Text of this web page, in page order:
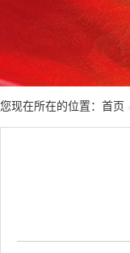
您现在所在的位置： 首页